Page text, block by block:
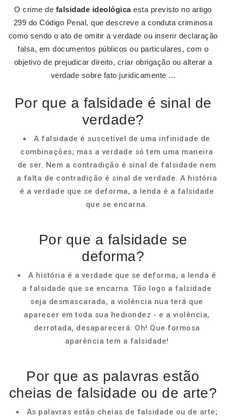
O crime de falsidade ideológicaesta previsto no artigo
299 do Código Penal, que descreve a conduta criminosa
como sendo o ato de omitir a verdade ou inserir declaração
falsa, em documentos públicos ou particulares, com o
objetivo de prejudicar direito, criar obrigação ou alterar a
verdade sobre fato juridicamente ...
Por que a falsidade é sinal de
verdade?
A falsidade é suscetível de uma infinidade de
combinações; mas a verdade só tem uma maneira
de ser. Nem a contradição é sinal de falsidade nem
a falta de contradição é sinal de verdade. A história
é a verdade que se deforma, a lenda é a falsidade
que se encarna.
Por que a falsidade se
deforma?
A história é a verdade que se deforma, a lenda é
a falsidade que se encarna. Tão logo a falsidade
seja desmascarada, a violência nua terá que
aparecer em toda sua hediondez - e a violência,
derrotada, desaparecerá. Oh! Que formosa
aparência tem a falsidade!
Por que as palavras estão
cheias de falsidade ou de arte?
As palavras estão cheias de falsidade ou de arte;